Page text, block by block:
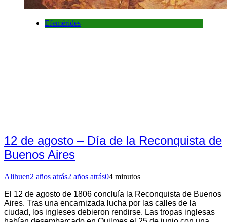
Efemérides
12 de agosto – Día de la Reconquista de
Buenos Aires
Alihuen2 años atrás2 años atrás04 minutos
El 12 de agosto de 1806 concluía la Reconquista de Buenos
Aires. Tras una encarnizada lucha por las calles de la
ciudad, los ingleses debieron rendirse. Las tropas inglesas